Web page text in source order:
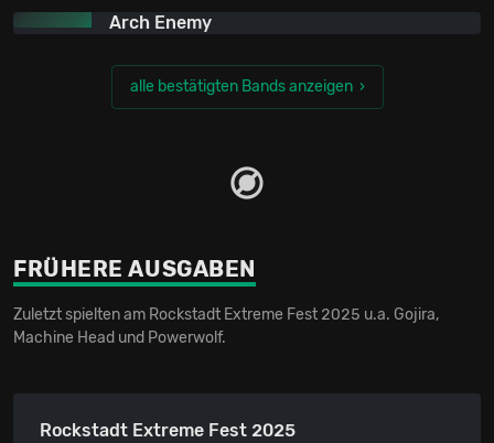
Arch Enemy
alle bestätigten Bands anzeigen
FRÜHERE AUSGABEN
Zuletzt spielten am Rockstadt Extreme Fest 2025 u.a. Gojira,
Machine Head und Powerwolf.
Rockstadt Extreme Fest 2025